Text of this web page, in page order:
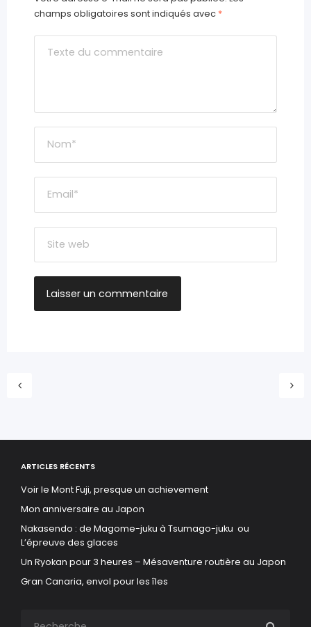
champs obligatoires sont indiqués avec *
ARTICLES RÉCENTS
Voir le Mont Fuji, presque un achievement
Mon anniversaire au Japon
Nakasendo : de Magome-juku à Tsumago-juku ou
L’épreuve des glaces
Un Ryokan pour 3 heures – Mésaventure routière au Japon
Gran Canaria, envol pour les îles